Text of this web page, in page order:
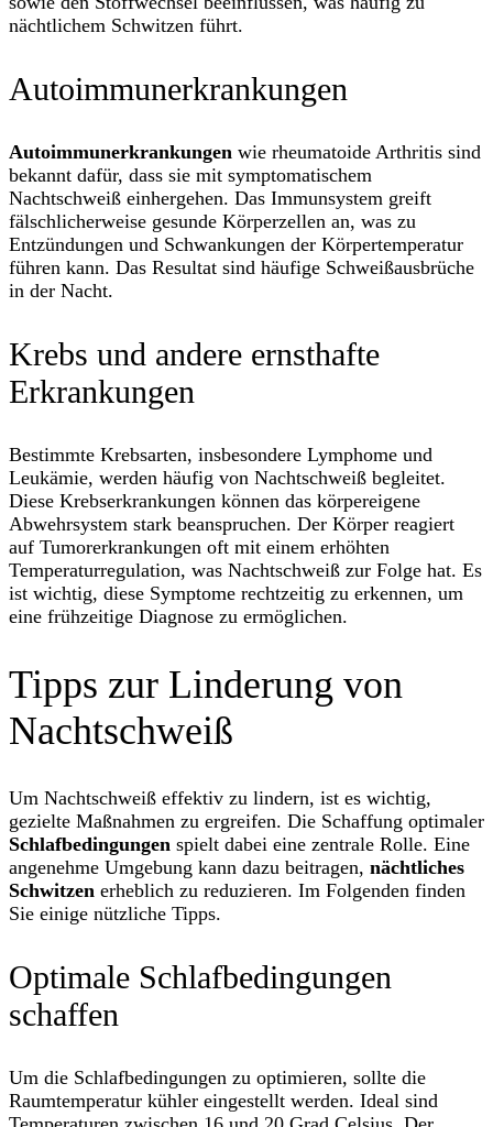
nächtlichem Schwitzen führt.
Autoimmunerkrankungen
Autoimmunerkrankungen wie rheumatoide Arthritis sind
bekannt dafür, dass sie mit symptomatischem
Nachtschweiß einhergehen. Das Immunsystem greift
fälschlicherweise gesunde Körperzellen an, was zu
Entzündungen und Schwankungen der Körpertemperatur
führen kann. Das Resultat sind häufige Schweißausbrüche
in der Nacht.
Krebs und andere ernsthafte
Erkrankungen
Bestimmte Krebsarten, insbesondere Lymphome und
Leukämie, werden häufig von Nachtschweiß begleitet.
Diese Krebserkrankungen können das körpereigene
Abwehrsystem stark beanspruchen. Der Körper reagiert
auf Tumorerkrankungen oft mit einem erhöhten
Temperaturregulation, was Nachtschweiß zur Folge hat. Es
ist wichtig, diese Symptome rechtzeitig zu erkennen, um
eine frühzeitige Diagnose zu ermöglichen.
Tipps zur Linderung von
Nachtschweiß
Um Nachtschweiß effektiv zu lindern, ist es wichtig,
gezielte Maßnahmen zu ergreifen. Die Schaffung optimaler
Schlafbedingungen spielt dabei eine zentrale Rolle. Eine
angenehme Umgebung kann dazu beitragen, nächtliches
Schwitzen erheblich zu reduzieren. Im Folgenden finden
Sie einige nützliche Tipps.
Optimale Schlafbedingungen
schaffen
Um die Schlafbedingungen zu optimieren, sollte die
Raumtemperatur kühler eingestellt werden. Ideal sind